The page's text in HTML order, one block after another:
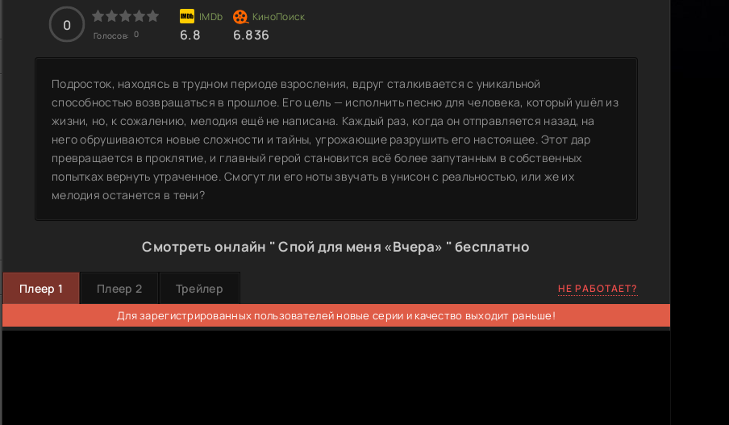
0
Голосов: 0 6.8 6.836
Подросток, находясь в трудном периоде взросления, вдруг сталкивается с уникальной
способностью возвращаться в прошлое. Его цель — исполнить песню для человека, который ушёл из
жизни, но, к сожалению, мелодия ещё не написана. Каждый раз, когда он отправляется назад, на
него обрушиваются новые сложности и тайны, угрожающие разрушить его настоящее. Этот дар
превращается в проклятие, и главный герой становится всё более запутанным в собственных
попытках вернуть утраченное. Смогут ли его ноты звучать в унисон с реальностью, или же их
мелодия останется в тени?
Смотреть онлайн " Спой для меня «Вчера» " бесплатно
Плеер 1 Плеер 2 Трейлер НЕ РАБОТАЕТ?
Для зарегистрированных пользователей новые серии и качество выходит раньше!